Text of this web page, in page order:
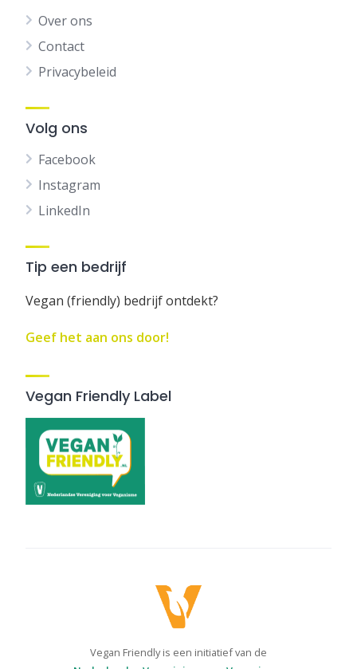
Over ons
Contact
Privacybeleid
Volg ons
Facebook
Instagram
LinkedIn
Tip een bedrijf
Vegan (friendly) bedrijf ontdekt?
Geef het aan ons door!
Vegan Friendly Label
Vegan Friendly is een initiatief van de